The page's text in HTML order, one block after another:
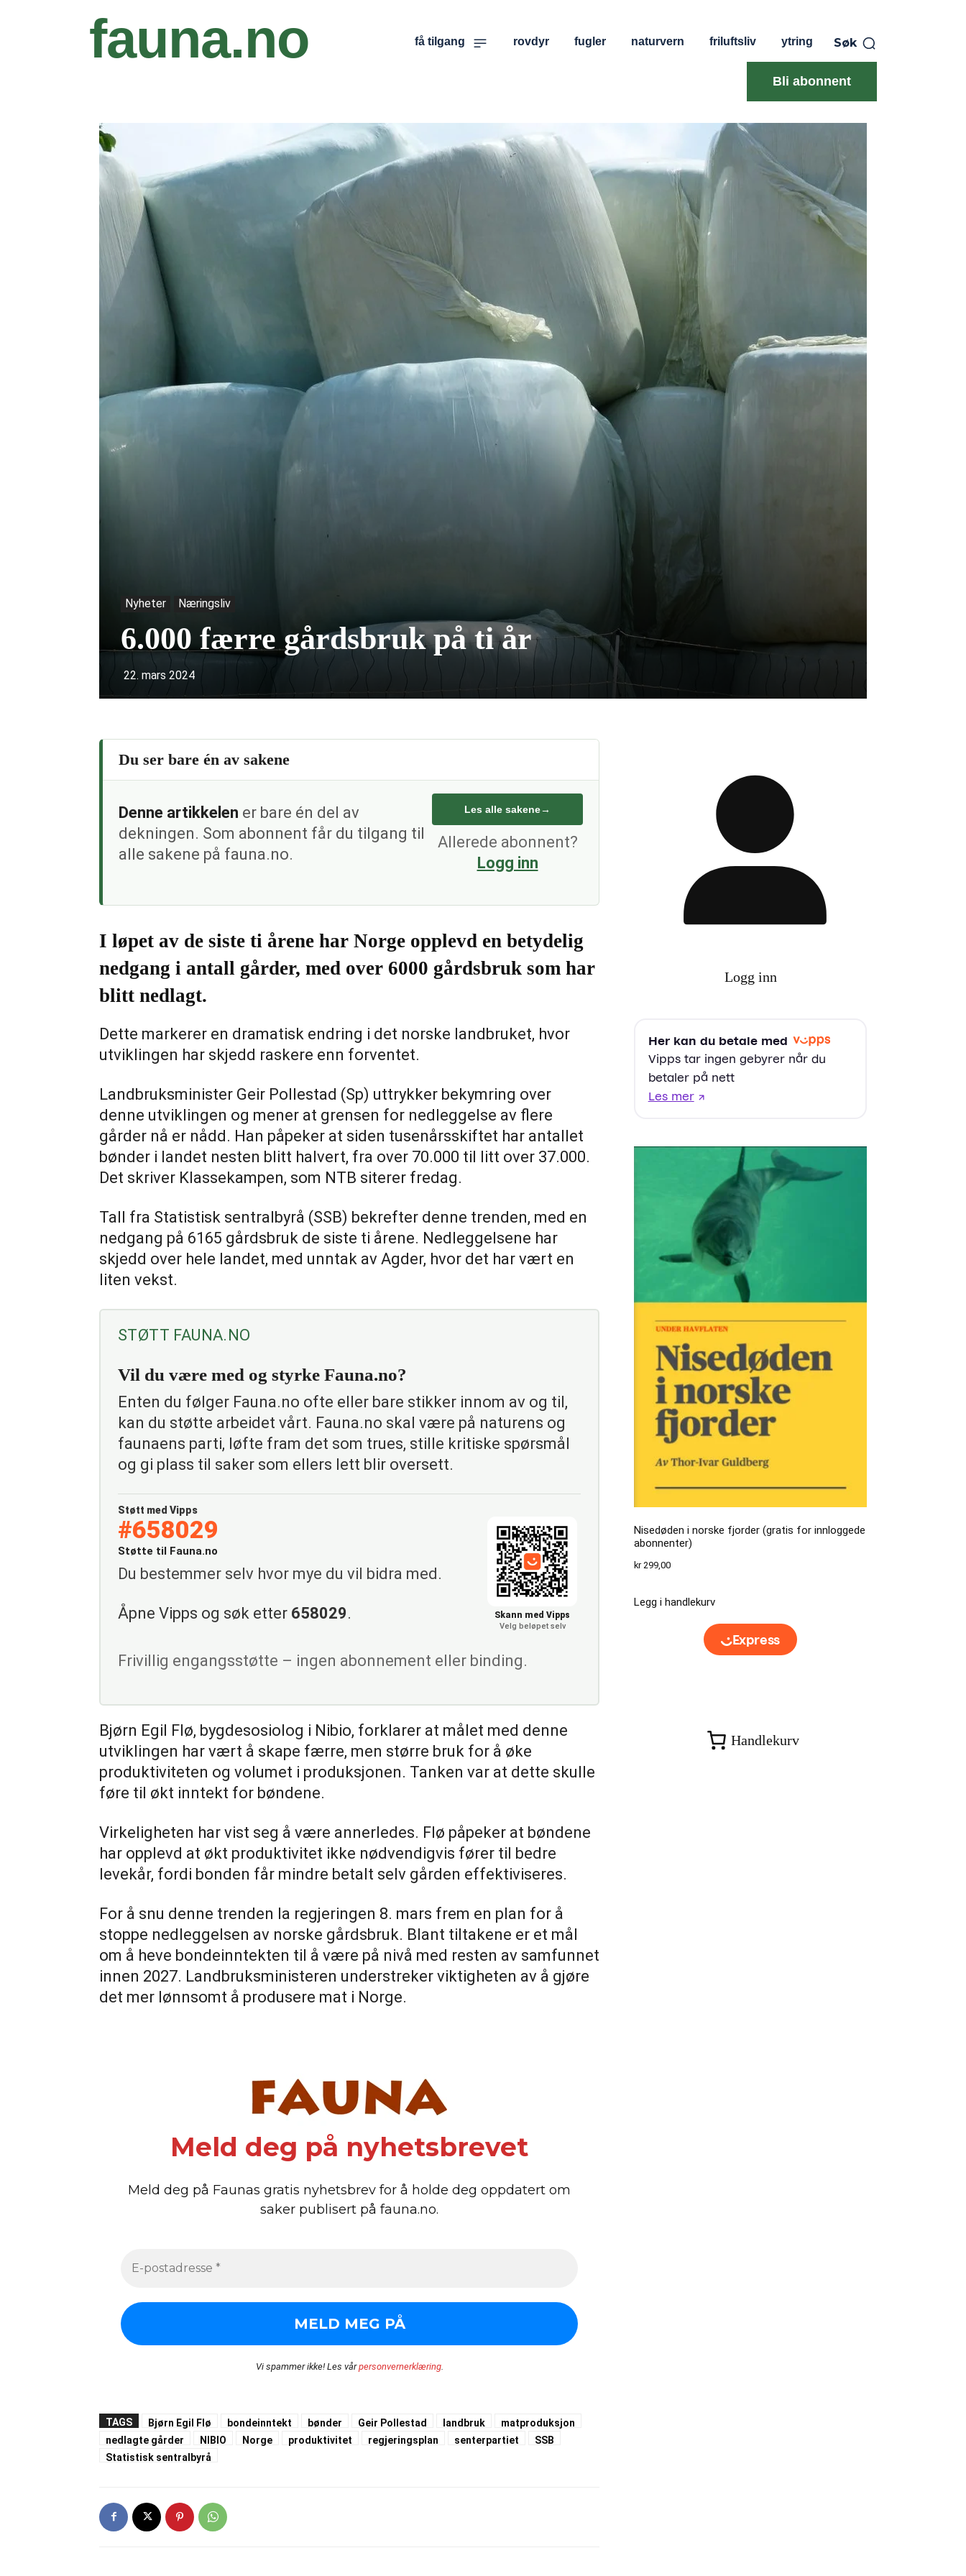
fauna.no få tilgang rovdyr fugler naturvern friluftsliv ytring Søk
Bli abonnent
Nyheter Næringsliv
6.000 færre gårdsbruk på ti år
22. mars 2024
Du ser bare én av sakene
Denne artikkelen er bare én del av
dekningen. Som abonnent får du tilgang til
alle sakene på fauna.no.
Les alle sakene→
Allerede abonnent?
Logg inn
I løpet av de siste ti årene har Norge opplevd en betydelig
nedgang i antall gårder, med over 6000 gårdsbruk som har
blitt nedlagt.
Dette markerer en dramatisk endring i det norske landbruket, hvor
utviklingen har skjedd raskere enn forventet.
Landbruksminister Geir Pollestad (Sp) uttrykker bekymring over
denne utviklingen og mener at grensen for nedleggelse av flere
gårder nå er nådd. Han påpeker at siden tusenårsskiftet har antallet
bønder i landet nesten blitt halvert, fra over 70.000 til litt over 37.000.
Det skriver Klassekampen, som NTB siterer fredag.
Tall fra Statistisk sentralbyrå (SSB) bekrefter denne trenden, med en
nedgang på 6165 gårdsbruk de siste ti årene. Nedleggelsene har
skjedd over hele landet, med unntak av Agder, hvor det har vært en
liten vekst.
STØTT FAUNA.NO
Vil du være med og styrke Fauna.no?
Enten du følger Fauna.no ofte eller bare stikker innom av og til,
kan du støtte arbeidet vårt. Fauna.no skal være på naturens og
faunaens parti, løfte fram det som trues, stille kritiske spørsmål
og gi plass til saker som ellers lett blir oversett.
Støtt med Vipps
#658029
Støtte til Fauna.no
Du bestemmer selv hvor mye du vil bidra med.
Åpne Vipps og søk etter 658029. Skann med Vipps
Velg beløpet selv
Frivillig engangsstøtte – ingen abonnement eller binding.
Bjørn Egil Flø, bygdesosiolog i Nibio, forklarer at målet med denne
utviklingen har vært å skape færre, men større bruk for å øke
produktiviteten og volumet i produksjonen. Tanken var at dette skulle
føre til økt inntekt for bøndene.
Virkeligheten har vist seg å være annerledes. Flø påpeker at bøndene
har opplevd at økt produktivitet ikke nødvendigvis fører til bedre
levekår, fordi bonden får mindre betalt selv gården effektiviseres.
For å snu denne trenden la regjeringen 8. mars frem en plan for å
stoppe nedleggelsen av norske gårdsbruk. Blant tiltakene er et mål
om å heve bondeinntekten til å være på nivå med resten av samfunnet
innen 2027. Landbruksministeren understreker viktigheten av å gjøre
det mer lønnsomt å produsere mat i Norge.
Meld deg på nyhetsbrevet
Meld deg på Faunas gratis nyhetsbrev for å holde deg oppdatert om
saker publisert på fauna.no.
Vi spammer ikke! Les vårpersonvernerklæring.
TAGS Bjørn Egil Flø bondeinntekt bønder Geir Pollestad landbruk
matproduksjon
nedlagte gårder
NIBIO Norge produktivitet regjeringsplan senterpartiet
SSB
Statistisk sentralbyrå
Logg inn
Nisedøden i norske fjorder (gratis for innloggede
abonnenter)
kr299,00
Legg i handlekurv
Handlekurv